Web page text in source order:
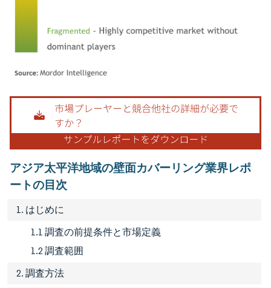
画像 © Mordor Intelligence。再利用にはCC BY 4.0の表示が必要です。
アジア太平洋地域の壁面カバーリング業界レポ
ートの目次
1. はじめに
1.1 調査の前提条件と市場定義
1.2 調査範囲
2. 調査方法